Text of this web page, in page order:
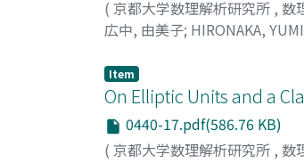
( 京都大学数理解析研究所 , 数
広中, 由美子; HIRONAKA,
Item
On Elliptic Units and a
0440-17.pdf(586.76 KB)
( 京都大学数理解析研究所 , 数